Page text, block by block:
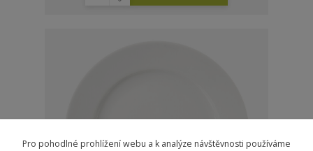
Pro pohodlné prohlížení webu a k analýze návštěvnosti používáme